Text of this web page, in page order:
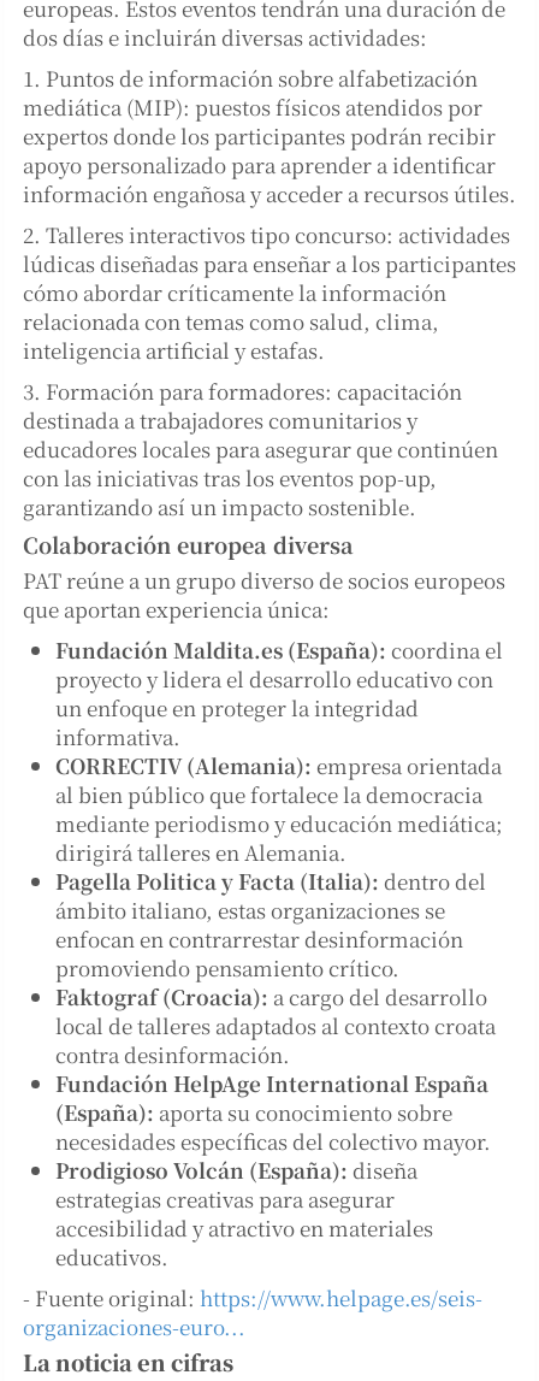
europeas. Estos eventos tendrán una duración de
dos días e incluirán diversas actividades:
1. Puntos de información sobre alfabetización
mediática (MIP): puestos físicos atendidos por
expertos donde los participantes podrán recibir
apoyo personalizado para aprender a identificar
información engañosa y acceder a recursos útiles.
2. Talleres interactivos tipo concurso: actividades
lúdicas diseñadas para enseñar a los participantes
cómo abordar críticamente la información
relacionada con temas como salud, clima,
inteligencia artificial y estafas.
3. Formación para formadores: capacitación
destinada a trabajadores comunitarios y
educadores locales para asegurar que continúen
con las iniciativas tras los eventos pop-up,
garantizando así un impacto sostenible.
Colaboración europea diversa
PAT reúne a un grupo diverso de socios europeos
que aportan experiencia única:
Fundación Maldita.es (España): coordina el
proyecto y lidera el desarrollo educativo con
un enfoque en proteger la integridad
informativa.
CORRECTIV (Alemania): empresa orientada
al bien público que fortalece la democracia
mediante periodismo y educación mediática;
dirigirá talleres en Alemania.
Pagella Politica y Facta (Italia): dentro del
ámbito italiano, estas organizaciones se
enfocan en contrarrestar desinformación
promoviendo pensamiento crítico.
Faktograf (Croacia): a cargo del desarrollo
local de talleres adaptados al contexto croata
contra desinformación.
Fundación HelpAge International España
(España): aporta su conocimiento sobre
necesidades específicas del colectivo mayor.
Prodigioso Volcán (España): diseña
estrategias creativas para asegurar
accesibilidad y atractivo en materiales
educativos.
- Fuente original: https://www.helpage.es/seis-
organizaciones-euro...
La noticia en cifras